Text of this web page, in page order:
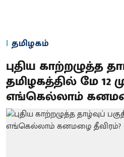
தமிழகம்
புதிய காற்றழுத்த
தமிழகத்தில் மே 12
எங்கெல்லாம்